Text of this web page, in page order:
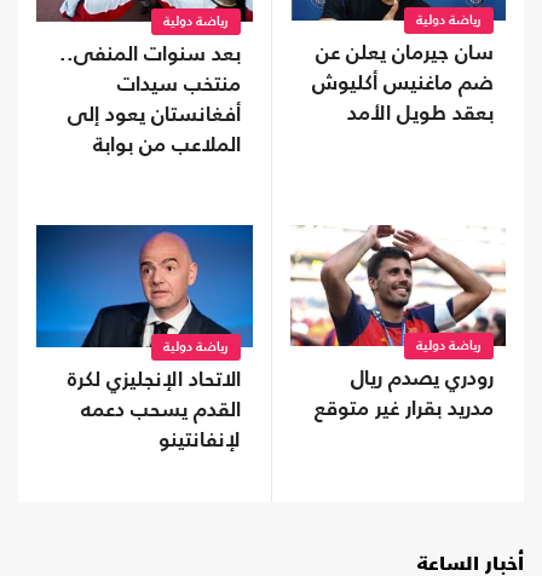
رياضة دولية
سان جيرمان يعلن عن
ضم ماغنيس أكليوش
بعقد طويل الأمد
رياضة دولية
بعد سنوات المنفى..
منتخب سيدات
أفغانستان يعود إلى
الملاعب من بوابة
رياضة دولية
رودري يصدم ريال
مدريد بقرار غير متوقع
رياضة دولية
الاتحاد الإنجليزي لكرة
القدم يسحب دعمه
لإنفانتينو
أخبار الساعة